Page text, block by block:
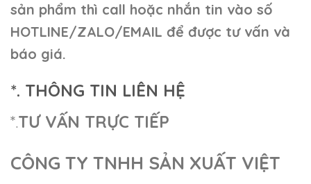
sản phẩm thì call hoặc nhắn tin vào số
HOTLINE/ZALO/EMAIL để được tư vấn và
báo giá.
*. THÔNG TIN LIÊN HỆ
*.TƯ VẤN TRỰC TIẾP
CÔNG TY TNHH SẢN XUẤT VIỆT